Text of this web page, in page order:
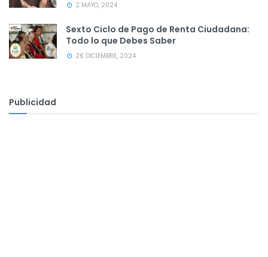
2 MAYO, 2024
Sexto Ciclo de Pago de Renta Ciudadana:
Todo lo que Debes Saber
26 DICIEMBRE, 2024
Publicidad